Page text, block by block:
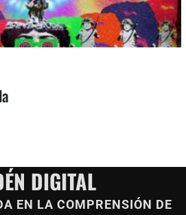
DIGITAL
EN LA COMPRENSIÓN DE